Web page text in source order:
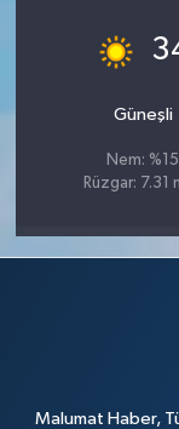
Güneşli
Nem: %15
Rüzgar: 7.31
Malumat Haber,